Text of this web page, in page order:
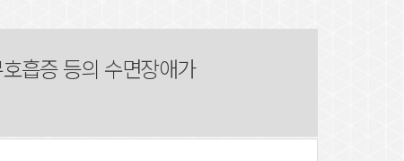
흡증 등의 수면장애가